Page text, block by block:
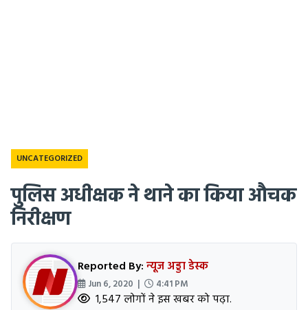
UNCATEGORIZED
पुलिस अधीक्षक ने थाने का किया औचक
निरीक्षण
Reported By:न्यूज अड्डा डेस्क
Jun 6, 2020 | 4:41 PM
1,547 लोगों ने इस खबर को पढ़ा.